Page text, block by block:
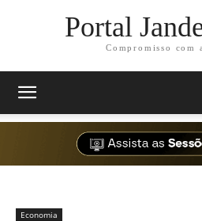
Portal
Compromisso com
Economia